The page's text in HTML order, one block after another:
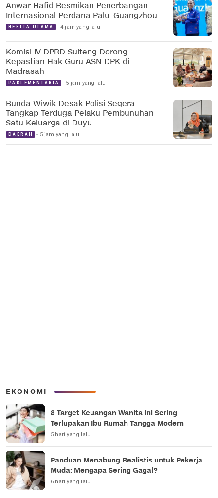
Anwar Hafid Resmikan Penerbangan
Internasional Perdana Palu–Guangzhou
BERITA UTAMA 4 jam yang lalu
Komisi IV DPRD Sulteng Dorong
Kepastian Hak Guru ASN DPK di
Madrasah
PARLEMENTARIA 5 jam yang lalu
Bunda Wiwik Desak Polisi Segera
Tangkap Terduga Pelaku Pembunuhan
Satu Keluarga di Duyu
DAERAH 5 jam yang lalu
EKONOMI
8 Target Keuangan Wanita Ini Sering
Terlupakan Ibu Rumah Tangga Modern
5 hari yang lalu
Panduan Menabung Realistis untuk Pekerja
Muda: Mengapa Sering Gagal?
6 hari yang lalu